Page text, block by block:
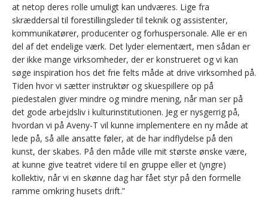
at netop deres rolle umuligt kan undværes. Lige fra
skræddersal til forestillingsleder til teknik og assistenter,
kommunikatører, producenter og forhuspersonale. Alle er en
del af det endelige værk. Det lyder elementært, men sådan er
der ikke mange virksomheder, der er konstrueret og vi kan
søge inspiration hos det frie felts måde at drive virksomhed på.
Tiden hvor vi sætter instruktør og skuespillere op på
piedestalen giver mindre og mindre mening, når man ser på
det gode arbejdsliv i kulturinstitutionen. Jeg er nysgerrig på,
hvordan vi på Aveny-T vil kunne implementere en ny måde at
lede på, så alle ansatte føler, at de har indflydelse på den
kunst, der skabes. På den måde ville mit største ønske være,
at kunne give teatret videre til en gruppe eller et (yngre)
kollektiv, når vi en skønne dag har fået styr på den formelle
ramme omkring husets drift.”